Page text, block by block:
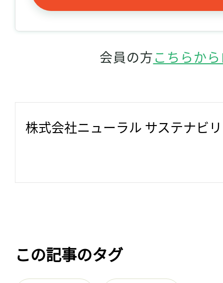
会員の方こちらか
株式会社ニューラル サステナビ
この記事のタグ